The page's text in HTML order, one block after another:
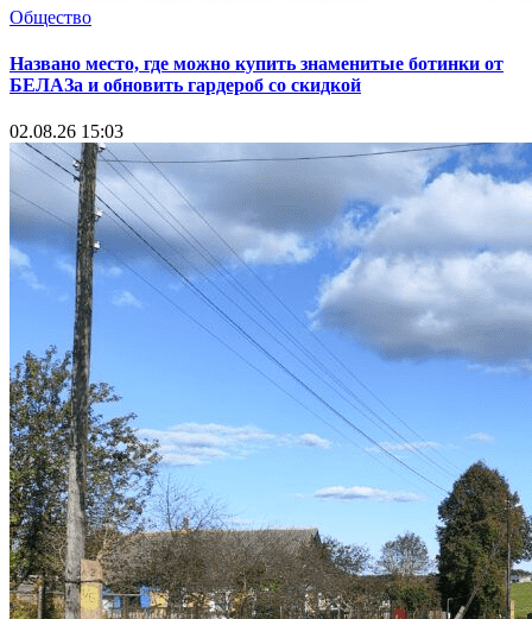
Общество
Названо место, где можно купить знаменитые ботинки от
БЕЛАЗа и обновить гардероб со скидкой
02.08.26 15:03